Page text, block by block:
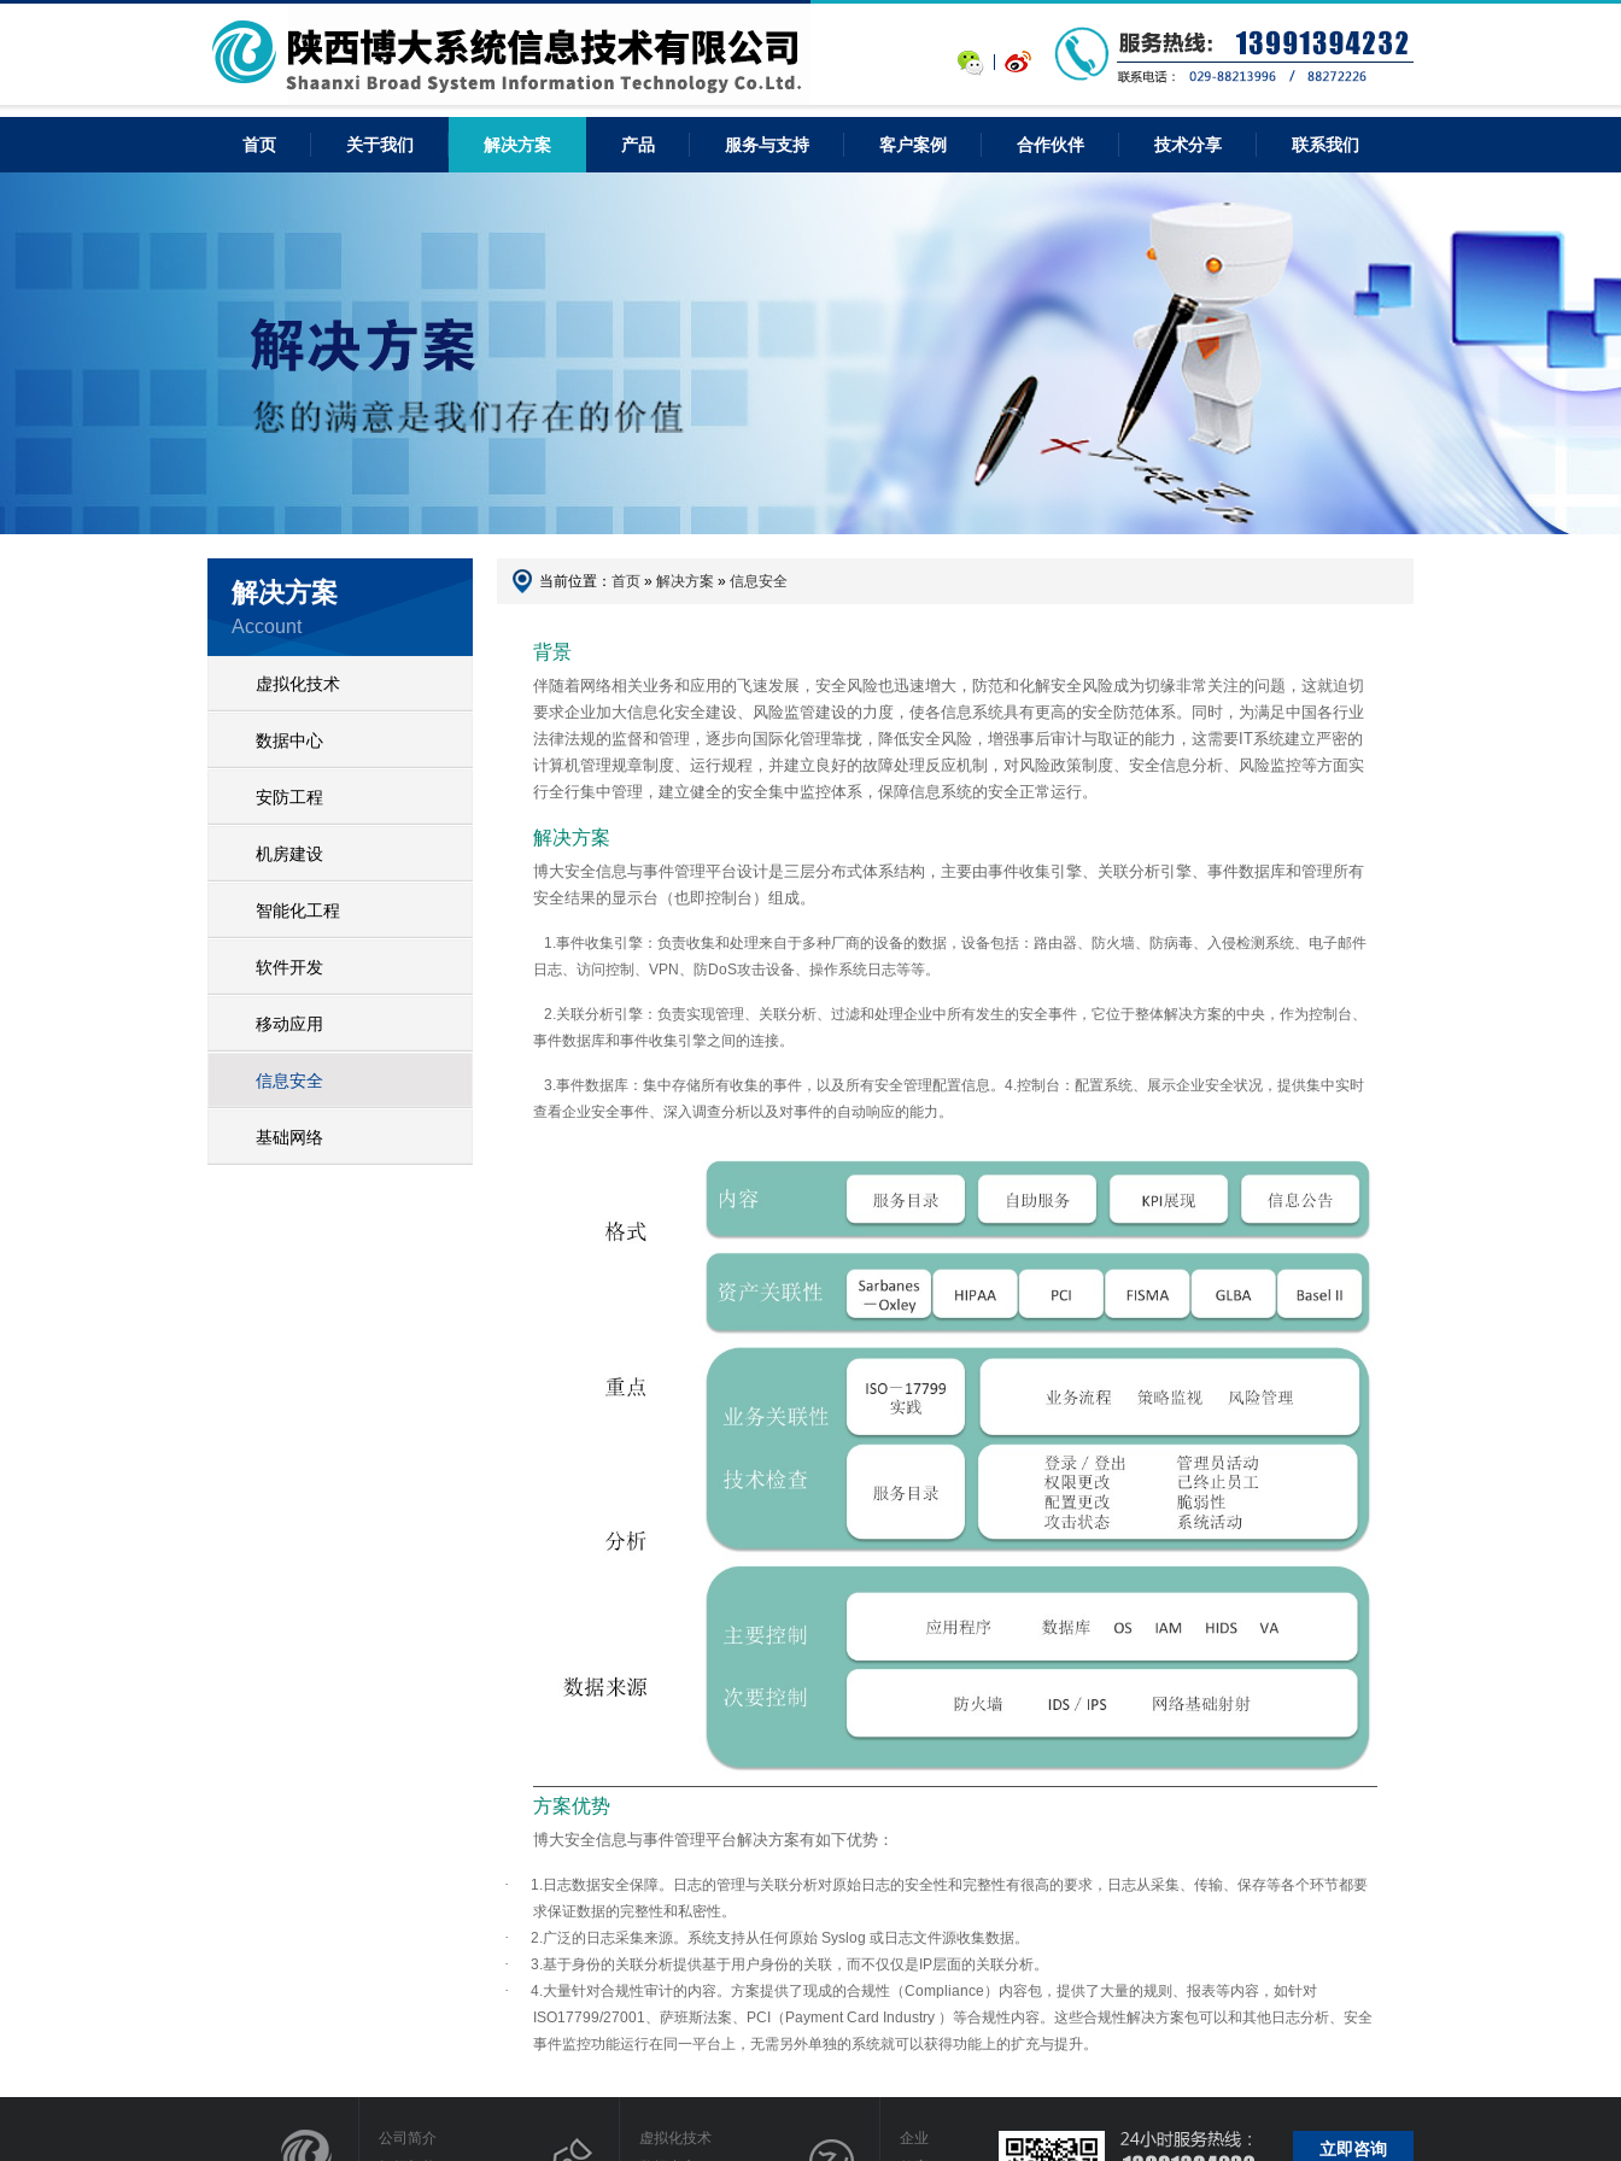
首页 关于我们 解决方案 产品 服务与支持 客户案例 合作伙伴 技术分享 联系我们
解决方案
Account
虚拟化技术
数据中心
安防工程
机房建设
智能化工程
软件开发
移动应用
信息安全
基础网络
当前位置： 首页 » 解决方案 » 信息安全
背景
伴随着网络相关业务和应用的飞速发展，安全风险也迅速增大，防范和化解安全风险成为切缘非常关注的问题，这就迫切
要求企业加大信息化安全建设、风险监管建设的力度，使各信息系统具有更高的安全防范体系。同时，为满足中国各行业
法律法规的监督和管理，逐步向国际化管理靠拢，降低安全风险，增强事后审计与取证的能力，这需要 IT系统建立严密的
计算机管理规章制度、运行规程，并建立良好的故障处理反应机制，对风险政策制度、安全信息分析、风险监控等方面实
行全行集中管理，建立健全的安全集中监控体系，保障信息系统的安全正常运行。
解决方案
博大安全信息与事件管理平台设计是三层分布式体系结构，主要由事件收集引擎、关联分析引擎、事件数据库和管理所有
安全结果的显示台（也即控制台）组成。
1.事件收集引擎：负责收集和处理来自于多种厂商的设备的数据，设备包括：路由器、防火墙、防病毒、入侵检测系统、电子邮件
日志、访问控制、 VPN 、防DoS攻击设备、操作系统日志等等。
2.关联分析引擎：负责实现管理、关联分析、过滤和处理企业中所有发生的安全事件，它位于整体解决方案的中央，作为控制台、
事件数据库和事件收集引擎之间的连接。
3.事件数据库：集中存储所有收集的事件，以及所有安全管理配置信息。 4.控制台：配置系统、展示企业安全状况，提供集中实时
查看企业安全事件、深入调查分析以及对事件的自动响应的能力。
方案优势
博大安全信息与事件管理平台解决方案有如下优势：
· 1.日志数据安全保障。日志的管理与关联分析对原始日志的安全性和完整性有很高的要求，日志从采集、传输、保存等各个环节都要
求保证数据的完整性和私密性。
· 2.广泛的日志采集来源。系统支持从任何原始 Syslog 或日志文件源收集数据。
· 3.基于身份的关联分析提供基于用户身份的关联，而不仅仅是 IP层面的关联分析。
· 4.大量针对合规性审计的内容。方案提供了现成的合规性（Compliance ）内容包，提供了大量的规则、报表等内容，如针对
ISO17799/27001、萨班斯法案、 PCI （ Payment Card Industry ）等合规性内容。这些合规性解决方案包可以和其他日志分析、安全
事件监控功能运行在同一平台上，无需另外单独的系统就可以获得功能上的扩充与提升。
公司简介
虚拟化技术
企业
立即咨询